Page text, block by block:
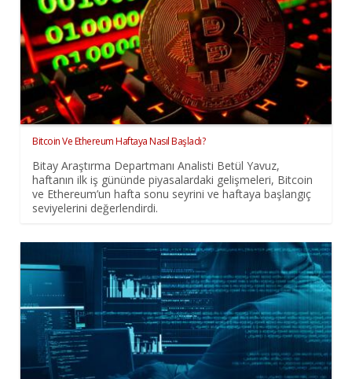
Bitcoin Ve Ethereum Haftaya Nasıl Başladı?
Bitay Araştırma Departmanı Analisti Betül Yavuz,
haftanın ilk iş gününde piyasalardaki gelişmeleri, Bitcoin
ve Ethereum’un hafta sonu seyrini ve haftaya başlangıç
seviyelerini değerlendirdi.